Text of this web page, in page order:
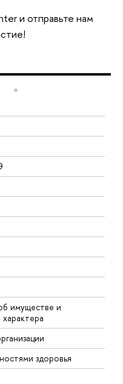
и отправьте нам
имуществе и
здоровья